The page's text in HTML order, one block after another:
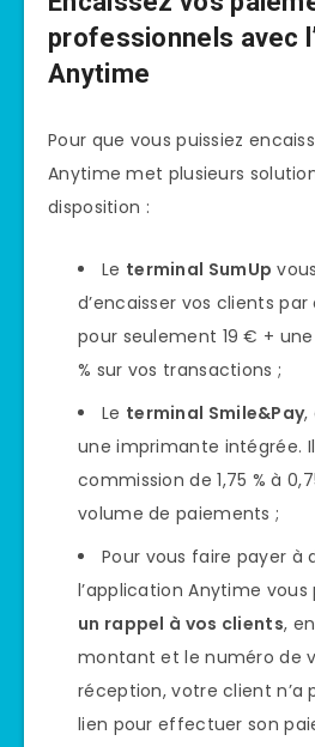
professionnels avec
Anytime
Pour que vous puissiez
Anytime met plusieurs
disposition :
Le terminal SumUp
d’encaisser vos clients
pour seulement 19 € +
% sur vos transactions ;
Le terminal Smile&Pay,
une imprimante intégrée.
commission de 1,75 % à
volume de paiements ;
Pour vous faire payer à
l’application Anytime
un rappel à vos clients,
montant et le numéro de
réception, votre client n’a
lien pour effectuer son